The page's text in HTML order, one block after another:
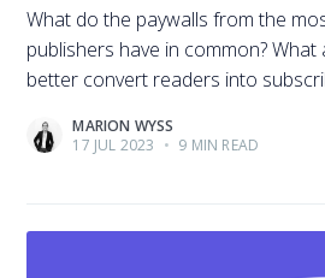
What do the paywalls from the
publishers have in common?
better convert readers into
MARION WYSS
17 JUL 2023 • 9 MIN READ